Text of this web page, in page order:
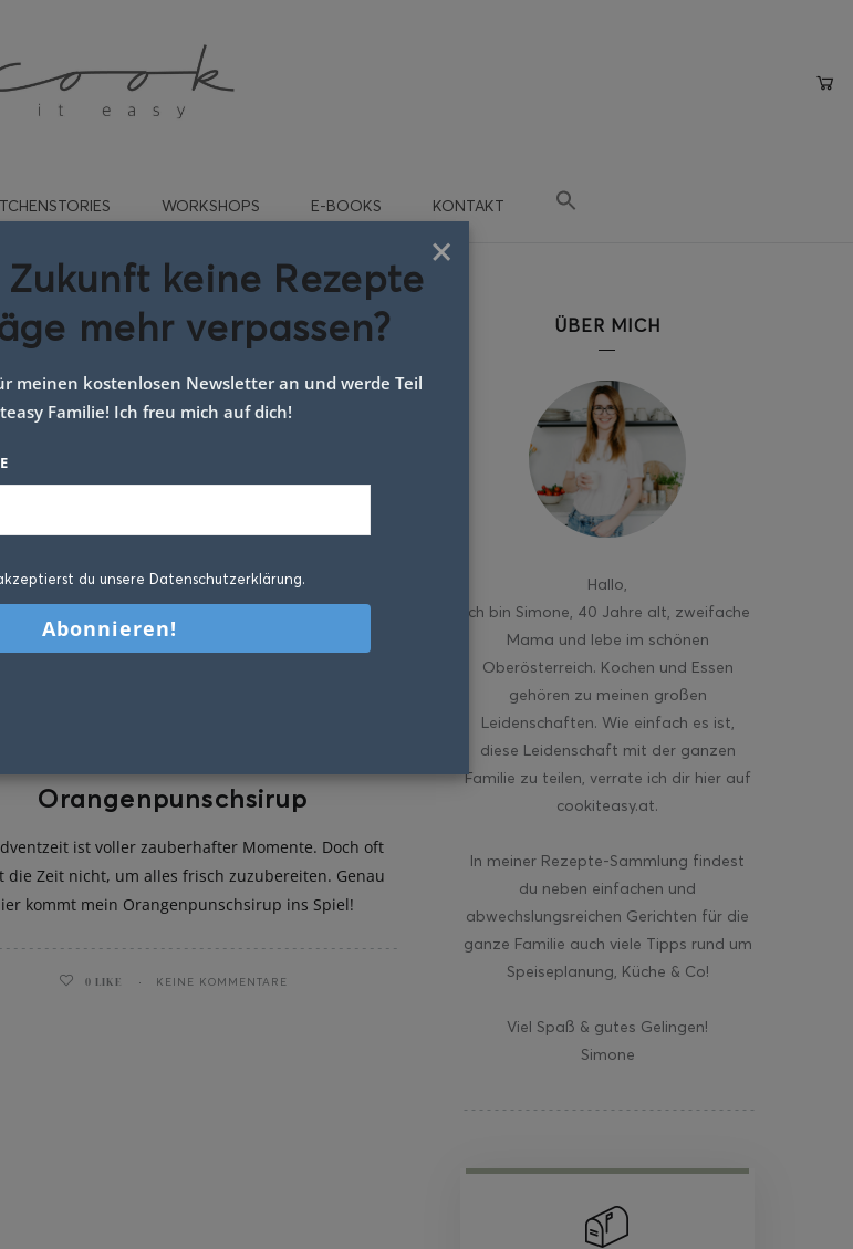
WORKSHOPS E-BOOKS KONTAKT
Orangenpunschsirup
ist voller zauberhafter Momente. Doch oft
die Zeit nicht, um alles frisch zuzubereiten. Genau
kommt mein Orangenpunschsirup ins Spiel!
0 LIKE KEINE KOMMENTARE
ÜBER MICH
Hallo
ich bin Simone, 40 Jahre alt, zweifache
Mama und lebe im schönen
Oberösterreich. Kochen und Essen
gehören zu meinen großen
Leidenschaften. Wie einfach es ist,
diese Leidenschaft mit der ganzen
Familie zu teilen, verrate ich dir hier auf
cookiteasy.at.
In meiner Rezepte-Sammlung findest
du neben einfachen und
abwechslungsreichen Gerichten für die
ganze Familie auch viele Tipps rund um
Speiseplanung, Küche & Co!
Viel Spaß & gutes Gelingen!
Simone
×
keine Rezepte
mehr verpassen?
meinen kostenlosen Newsletter an und werde Teil
Familie! Ich freu mich auf dich!
du unsere Datenschutzerklärung.